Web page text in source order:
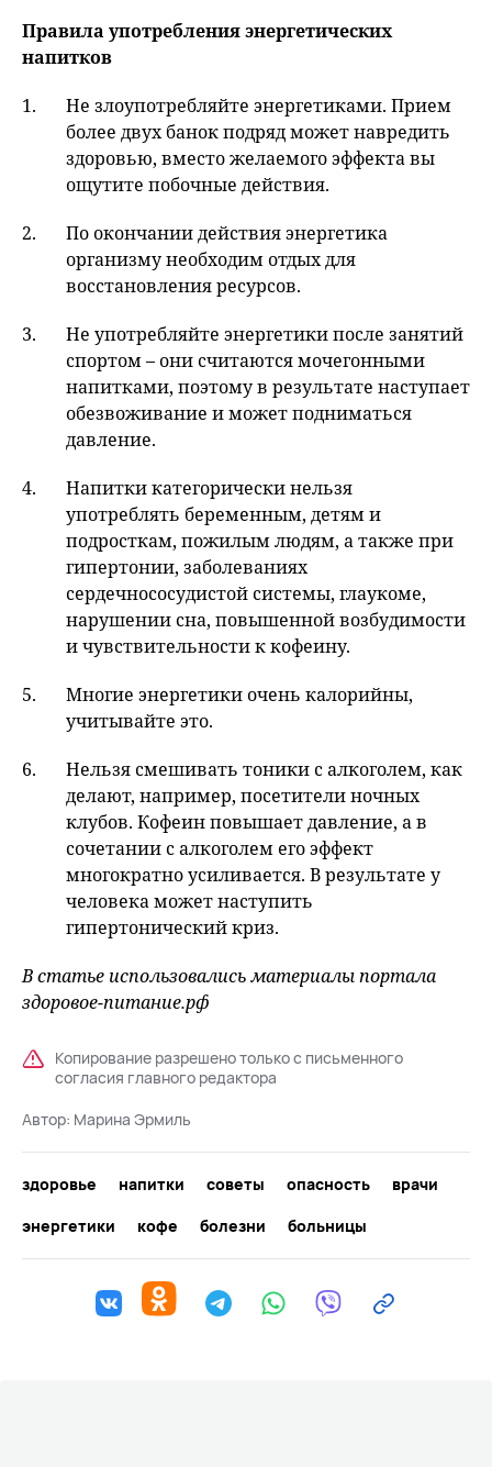
Правила употребления энергетических
напитков
Не злоупотребляйте энергетиками. Прием
более двух банок подряд может навредить
здоровью, вместо желаемого эффекта вы
ощутите побочные действия.
По окончании действия энергетика
организму необходим отдых для
восстановления ресурсов.
Не употребляйте энергетики после занятий
спортом – они считаются мочегонными
напитками, поэтому в результате наступает
обезвоживание и может подниматься
давление.
Напитки категорически нельзя
употреблять беременным, детям и
подросткам, пожилым людям, а также при
гипертонии, заболеваниях
сердечнососудистой системы, глаукоме,
нарушении сна, повышенной возбудимости
и чувствительности к кофеину.
Многие энергетики очень калорийны,
учитывайте это.
Нельзя смешивать тоники с алкоголем, как
делают, например, посетители ночных
клубов. Кофеин повышает давление, а в
сочетании с алкоголем его эффект
многократно усиливается. В результате у
человека может наступить
гипертонический криз.
В статье использовались материалы портала
здоровое-питание.рф
Копирование разрешено только с письменного
согласия главного редактора
Автор: Марина Эрмиль
здоровье напитки советы опасность
врачи
энергетики
кофе болезни больницы